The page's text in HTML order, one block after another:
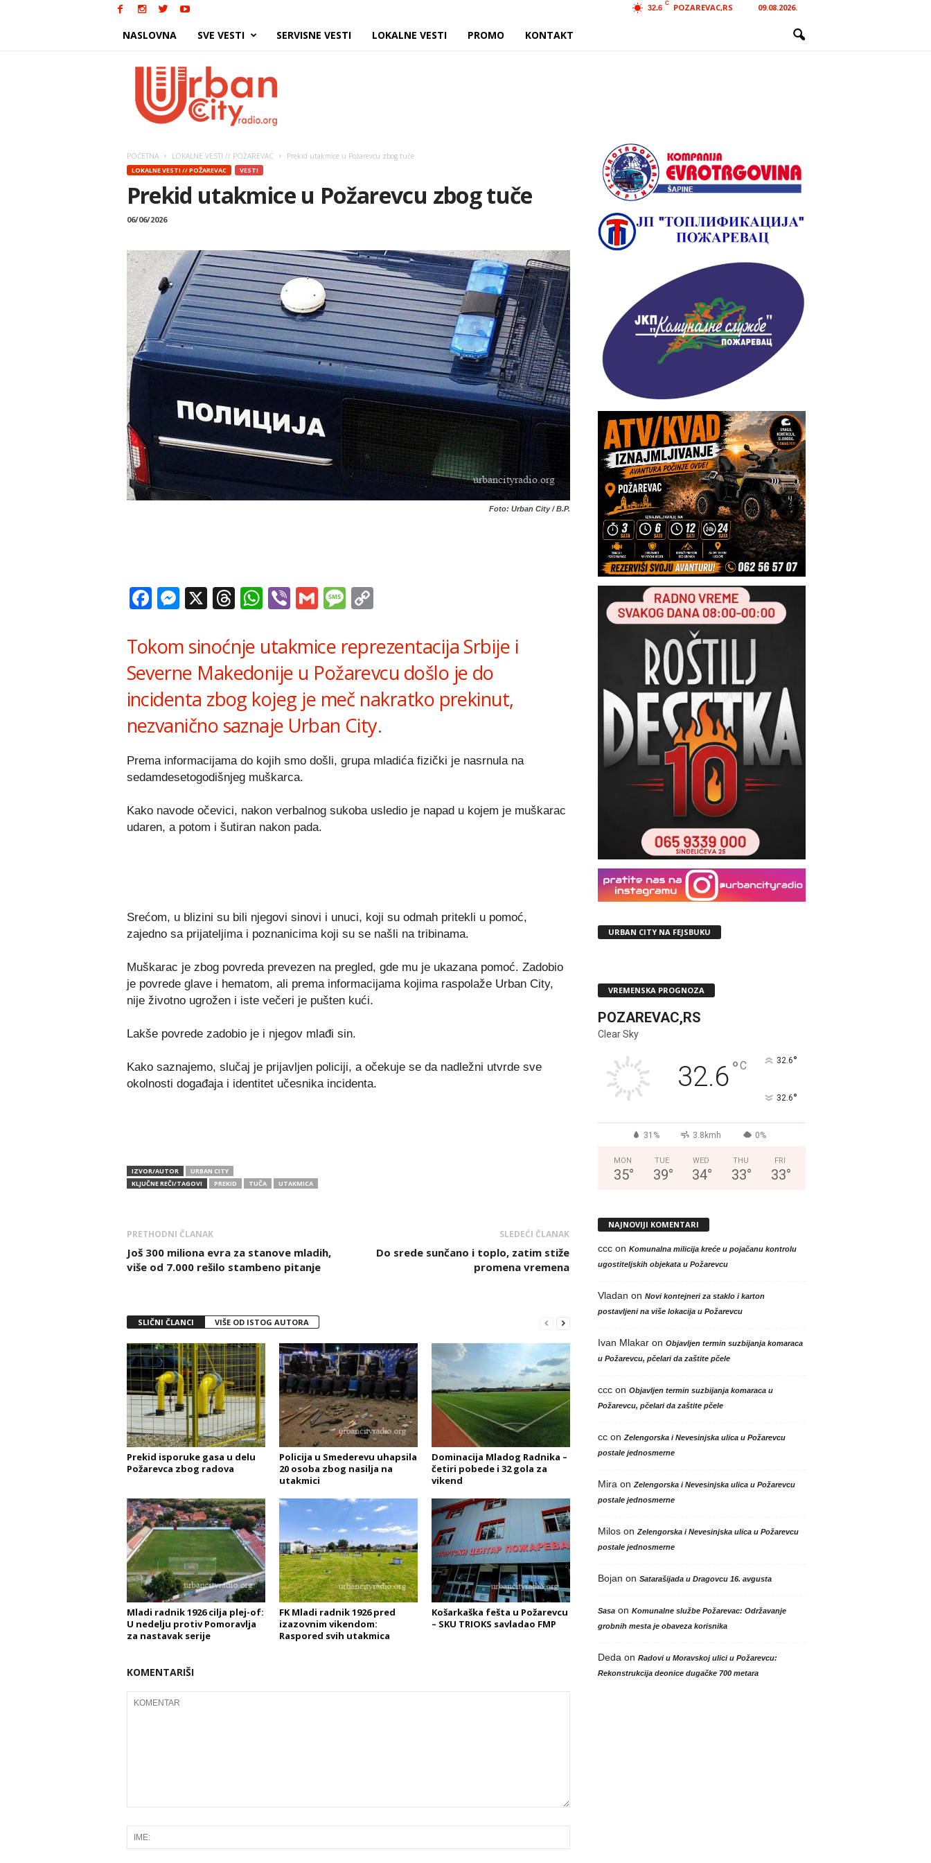
32.6
C POZAREVAC,RS 09.08.2026.
NASLOVNA SVE VESTI SERVISNE VESTI LOKALNE VESTI PROMO KONTAKT
POČETNA LOKALNE VESTI // POŽAREVAC Prekid utakmice u Požarevcu zbog tuče
LOKALNE VESTI // POŽAREVAC VESTI
Prekid utakmice u Požarevcu zbog tuče
06/06/2026
Foto: Urban City / B.P.
Facebook
Messenger
X Threads
WhatsApp
ViberGmailMessage
Tokom sinoćnje utakmice reprezentacija Srbije i
Severne Makedonije u Požarevcu došlo je do
incidenta zbog kojeg je meč nakratko prekinut,
nezvanično saznaje Urban City.
Prema informacijama do kojih smo došli, grupa mladića fizički je nasrnula na
sedamdesetogodišnjeg muškarca.
Kako navode očevici, nakon verbalnog sukoba usledio je napad u kojem je muškarac
udaren, a potom i šutiran nakon pada.
Srećom, u blizini su bili njegovi sinovi i unuci, koji su odmah pritekli u pomoć,
zajedno sa prijateljima i poznanicima koji su se našli na tribinama.
Muškarac je zbog povreda prevezen na pregled, gde mu je ukazana pomoć. Zadobio
je povrede glave i hematom, ali prema informacijama kojima raspolaže Urban City,
nije životno ugrožen i iste večeri je pušten kući.
Lakše povrede zadobio je i njegov mlađi sin.
Kako saznajemo, slučaj je prijavljen policiji, a očekuje se da nadležni utvrde sve
okolnosti događaja i identitet učesnika incidenta.
IZVOR/AUTOR
URBAN CITY
KLJUČNE REČI/TAGOVI
PREKID TUČA UTAKMICA
PRETHODNI ČLANAK
Još 300 miliona evra za stanove mladih,
više od 7.000 rešilo stambeno pitanje
SLEDEĆI ČLANAK
Do srede sunčano i toplo, zatim stiže
promena vremena
SLIČNI ČLANCI VIŠE OD ISTOG AUTORA
Prekid isporuke gasa u delu
Požarevca zbog radova
Policija u Smederevu uhapsila
20 osoba zbog nasilja na
utakmici
Dominacija Mladog Radnika –
četiri pobede i 32 gola za
vikend
Mladi radnik 1926 cilja plej-of:
U nedelju protiv Pomoravlja
za nastavak serije
FK Mladi radnik 1926 pred
izazovnim vikendom:
Raspored svih utakmica
Košarkaška fešta u Požarevcu
– SKU TRIOKS savladao FMP
KOMENTARIŠI
URBAN CITY NA FEJSBUKU
VREMENSKA PROGNOZA
POZAREVAC,RS
Clear Sky
32.6°C 32.6°
32.6°
31% 3.8kmh 0%
MON
35°
TUE
39°
WED
34°
THU
33°
FRI
33°
NAJNOVIJI KOMENTARI
cccon Komunalna milicija kreće u pojačanu kontrolu
ugostiteljskih objekata u Požarevcu
Vladan on Novi kontejneri za staklo i karton
postavljeni na više lokacija u Požarevcu
Ivan Mlakaron Objavljen termin suzbijanja komaraca
u Požarevcu, pčelari da zaštite pčele
cccon Objavljen termin suzbijanja komaraca u
Požarevcu, pčelari da zaštite pčele
ccon Zelengorska i Nevesinjska ulica u Požarevcu
postale jednosmerne
Mira on Zelengorska i Nevesinjska ulica u Požarevcu
postale jednosmerne
Miloson Zelengorska i Nevesinjska ulica u Požarevcu
postale jednosmerne
Bojan on Satarašijada u Dragovcu 16. avgusta
Sasaon Komunalne službe Požarevac: Održavanje
grobnih mesta je obaveza korisnika
Deda on Radovi u Moravskoj ulici u Požarevcu:
Rekonstrukcija deonice dugačke 700 metara